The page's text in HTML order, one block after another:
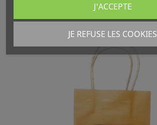
VOUS AIMEREZ AUSSI
JE REFUSE LES COOKIES
J'ACCEPTE